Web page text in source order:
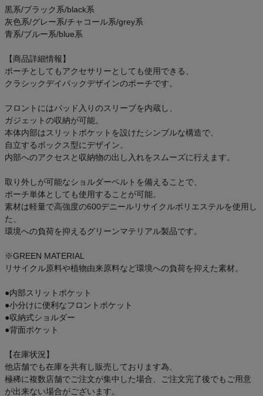
スタッフコーディネート
スタッフブログ
黒系/ブラック系/black系
灰色系/グレー系/チャコール系/grey系
青系/ブルー系/blue系
【商品詳細情報】
ポーチとしてもアクセサリーとしても使用できる、
クラシックデイパックデザインのポーチです。
フロントにはパッド入りのスリーブを内蔵し、
ガジェットの収納が可能。
本体内部はスリットポケットを設けたシンプルな構造で、
自立するボックス型にデザイン。
内部へのアクセスと収納物の出し入れをスムーズに行えます。
取り外しが可能なショルダーベルトを備えることで、
ポーチ単体としても使用することが可能。
素材は軽量で高強度の600デニールリサイクルポリエステルを使用し
た、
環境への負荷を抑えるグリーンマテリアル製品です。
※GREEN MATERIAL
リサイクル原料や植物由来原料など環境への負荷を抑えた素材。
●内部スリットポケット
●小分けに便利なフロントポケット
●収納式ショルダー
●背面ポケット
【在庫状況】
他店舗でも在庫を共有し販売しております為、
極稀に複数店舗でご注文が集中した場合、ご注文完了後でもご用意
が出来ない場合がございます。